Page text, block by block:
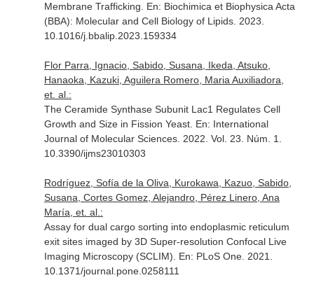
Membrane Trafficking. En: Biochimica et Biophysica Acta
(BBA): Molecular and Cell Biology of Lipids. 2023.
10.1016/j.bbalip.2023.159334
Flor Parra, Ignacio, Sabido, Susana, Ikeda, Atsuko,
Hanaoka, Kazuki, Aguilera Romero, Maria Auxiliadora,
et. al.:
The Ceramide Synthase Subunit Lac1 Regulates Cell
Growth and Size in Fission Yeast. En: International
Journal of Molecular Sciences. 2022. Vol. 23. Núm. 1.
10.3390/ijms23010303
Rodríguez, Sofía de la Oliva, Kurokawa, Kazuo, Sabido,
Susana, Cortes Gomez, Alejandro, Pérez Linero, Ana
María, et. al.:
Assay for dual cargo sorting into endoplasmic reticulum
exit sites imaged by 3D Super-resolution Confocal Live
Imaging Microscopy (SCLIM). En: PLoS One. 2021.
10.1371/journal.pone.0258111